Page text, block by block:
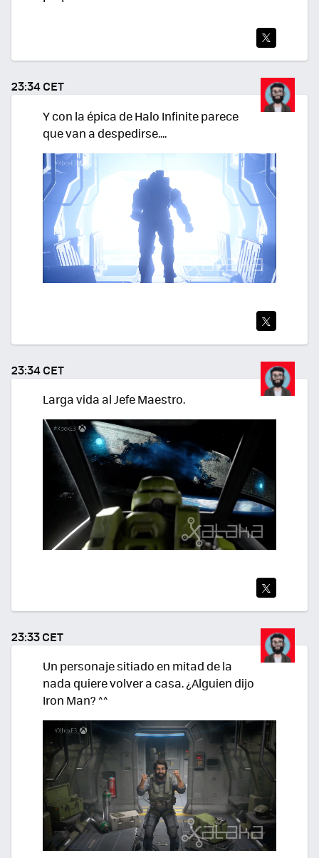
TWI
TEA
R
23:34 CET
Y con la épica de Halo Infinite parece
que van a despedirse....
TEA
R
23:34 CET
Larga vida al Jefe Maestro.
TEA
R
23:33 CET
Un personaje sitiado en mitad de la
nada quiere volver a casa. ¿Alguien dijo
Iron Man? ^^